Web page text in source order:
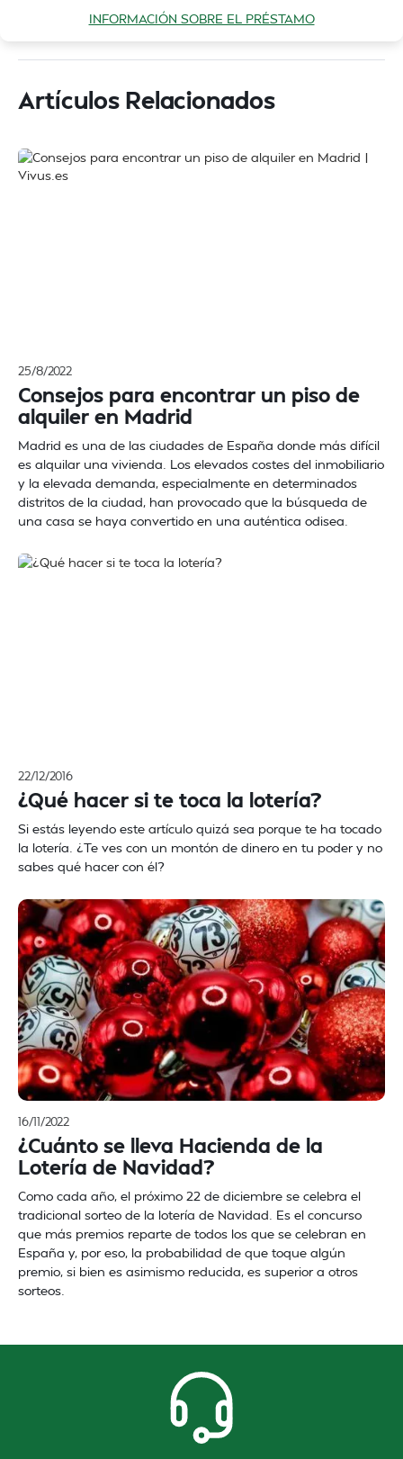
INFORMACIÓN SOBRE EL PRÉSTAMO
Artículos Relacionados
25/8/2022
Consejos para encontrar un piso de
alquiler en Madrid
Madrid es una de las ciudades de España donde más difícil
es alquilar una vivienda. Los elevados costes del inmobiliario
y la elevada demanda, especialmente en determinados
distritos de la ciudad, han provocado que la búsqueda de
una casa se haya convertido en una auténtica odisea.
22/12/2016
¿Qué hacer si te toca la lotería?
Si estás leyendo este artículo quizá sea porque te ha tocado
la lotería. ¿Te ves con un montón de dinero en tu poder y no
sabes qué hacer con él?
16/11/2022
¿Cuánto se lleva Hacienda de la
Lotería de Navidad?
Como cada año, el próximo 22 de diciembre se celebra el
tradicional sorteo de la lotería de Navidad. Es el concurso
que más premios reparte de todos los que se celebran en
España y, por eso, la probabilidad de que toque algún
premio, si bien es asimismo reducida, es superior a otros
sorteos.